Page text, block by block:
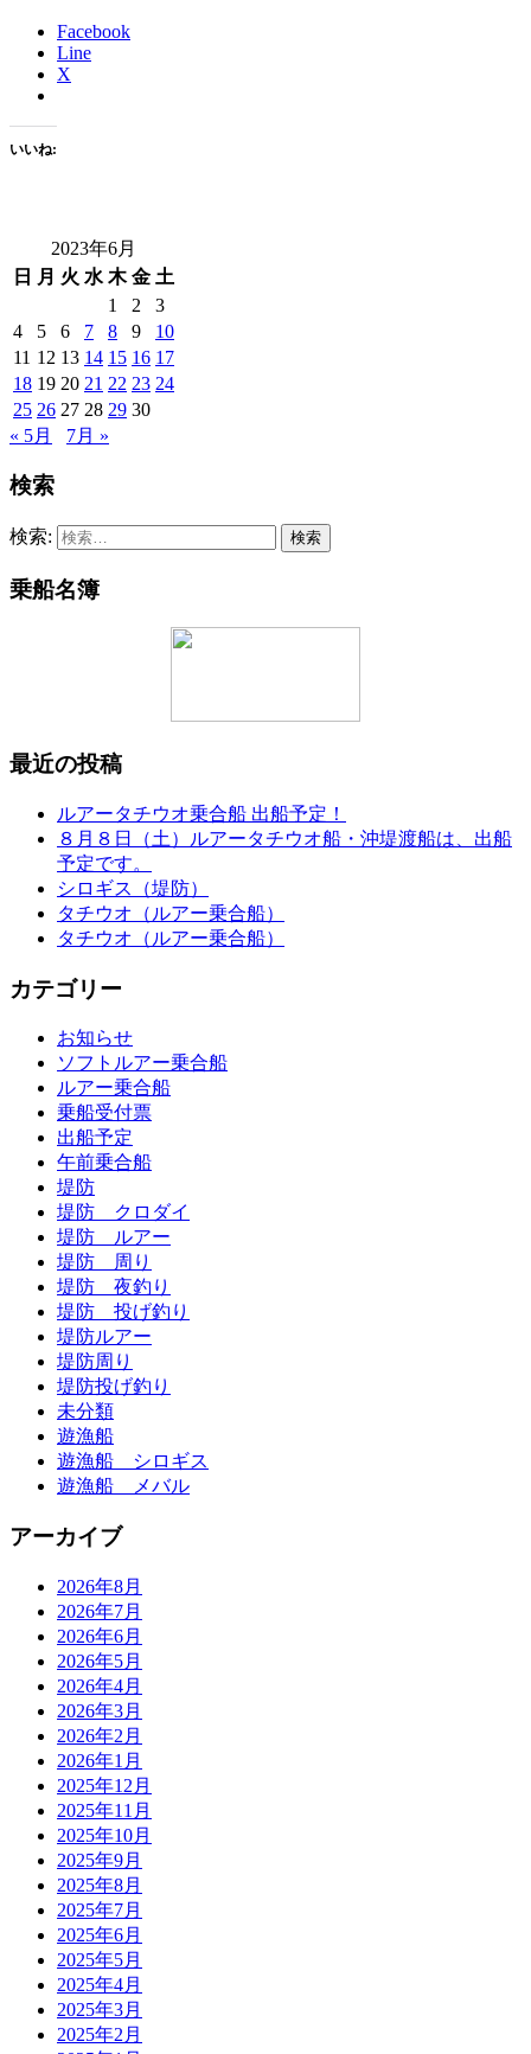
Facebook
Line
X
いいね:
2023年6月
日
月 火 水 木 金 土
1
2
3
4
5 6 7 8 9
10
11 12 13 14 15 16 17
18 19 20 21 22 23 24
25 26 27 28 29 30
« 5月
7月 »
検索
検索:
乗船名簿
最近の投稿
ルアータチウオ乗合船 出船予定！
８月８日（土）ルアータチウオ船・沖堤渡船は、出船
予定です。
シロギス（堤防）
タチウオ（ルアー乗合船）
タチウオ（ルアー乗合船）
カテゴリー
お知らせ
ソフトルアー乗合船
ルアー乗合船
乗船受付票
出船予定
午前乗合船
堤防
堤防 クロダイ
堤防 ルアー
堤防 周り
堤防 夜釣り
堤防 投げ釣り
堤防ルアー
堤防周り
堤防投げ釣り
未分類
遊漁船
遊漁船 シロギス
遊漁船 メバル
アーカイブ
2026年8月
2026年7月
2026年6月
2026年5月
2026年4月
2026年3月
2026年2月
2026年1月
2025年12月
2025年11月
2025年10月
2025年9月
2025年8月
2025年7月
2025年6月
2025年5月
2025年4月
2025年3月
2025年2月